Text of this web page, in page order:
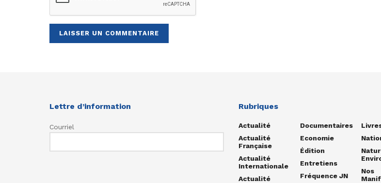
Lettre d’information
Courriel
Rubriques
Actualité
Actualité
Française
Actualité
Internationale
Actualité
Documentaires
Economie
Édition
Entretiens
Fréquence JN
Nos